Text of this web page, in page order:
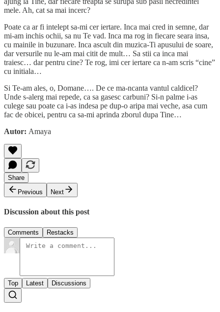
mele. Ah, cat sa mai incerc?
Poate ca ar fi intelept sa-mi cer iertare. Inca mai cred in semne, dar
mi-am inchis ochii, sa nu Te vad. Inca ma rog in fiecare seara insa,
cu mainile in buzunare. Inca ascult din muzica-Ti apusului de soare,
dar versurile nu le-am mai citit de mult… Sa stii ca inca mai
traiesc… dar pentru cine? Te rog, imi cer iertare ca n-am scris “cine”
cu initiala…
Si Te-am ales, o, Domane…. De ce ma-ncanta vantul caldicel?
Unde s-alerg mai repede, ca sa gasesc carbuni? Si-n palme i-as
culege sau poate ca i-as indesa pe dup-o aripa mai veche, asa cum
fac de obicei, pentru ca sa-mi aprinda zborul dupa Tine…
Autor: Amaya
Share
Previous
Next
Discussion about this post
Comments Restacks
Top Latest Discussions